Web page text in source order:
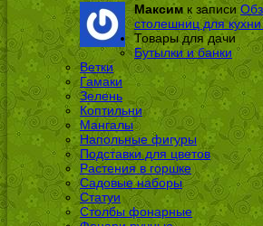
Максимк записи
столешниц для
Товары для дачи
Бутылки и банки
Ветки
Гамаки
Зелень
Коптильни
Мангалы
Напольные фигуры
Подставки для цветов
Растения в горшке
Садовые наборы
Статуи
Столбы фонарные